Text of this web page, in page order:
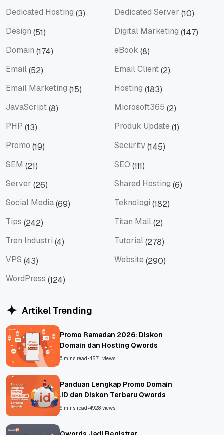
Dedicated Hosting (3) Dedicated Server (10)
Design (51) Digital Marketing (147)
Domain (174) eBook (8)
Email(52) Email Client(2)
Email Marketing (15) Hosting (183)
JavaScript(8) Microsoft365 (2)
PHP (13) Produk Update (1)
Promo (19) Security(145)
SEM (21) SEO (111)
Server (26) Shared Hosting (6)
Social Media(69) Teknologi (182)
Tips (242) Titan Mail(2)
Tren Industri (4) Tutorial(278)
VPS (43) Website (290)
WordPress (124)
Artikel Trending
Promo Ramadan 2026: Diskon
Domain dan Hosting Qwords
6 mins read•4571 views
Panduan Lengkap Promo Domain
.ID dan Diskon Terbaru Qwords
6 mins read•4928 views